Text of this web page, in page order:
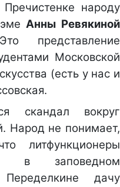
народу
Анны Ревякиной
представление
Московской
(есть у нас и
скандал вокруг
Народ не понимает,
литфункционеры
в заповедном
Переделкине дачу